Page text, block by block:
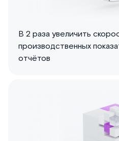
В 2 раза увеличить
производственных
отчётов